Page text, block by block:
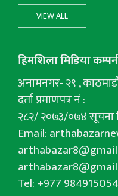
VIEW ALL
हिमशिला मिडिया
अनामनगर- २९ ,
दर्ता प्रमाणपत्र नं :
२८२/ २०७३/०७४ सूचना
Email:
Tel: +977